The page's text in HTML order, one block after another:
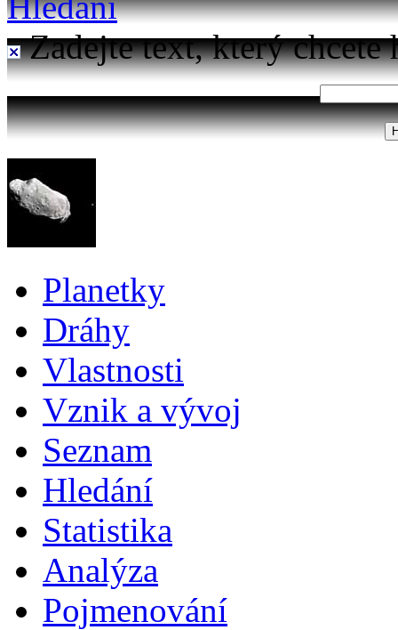
Zadejte text, který chcete
Planetky
Dráhy
Vlastnosti
Vznik a vývoj
Seznam
Hledání
Statistika
Analýza
Pojmenování